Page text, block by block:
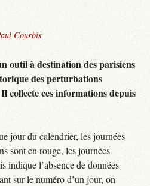
Courbis
outil à destination des parisiens
des perturbations
collecte ces informations depuis
jour du calendrier, les journées
sont en rouge, les journées
indique l’absence de données
sur le numéro d’un jour, on